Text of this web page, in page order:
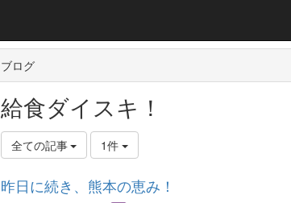
ブログ
給食ダイスキ！
全ての記事 1件
昨日に続き、熊本の恵み！